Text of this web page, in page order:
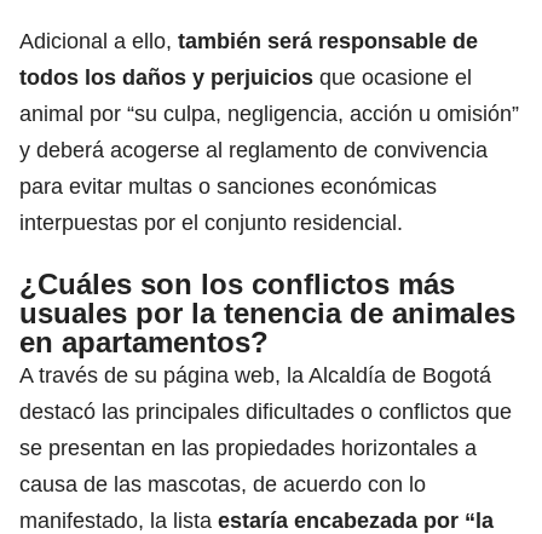
Adicional a ello, también será responsable de
todos los daños y perjuicios que ocasione el
animal por “su culpa, negligencia, acción u omisión”
y deberá acogerse al reglamento de convivencia
para evitar multas o sanciones económicas
interpuestas por el conjunto residencial.
¿Cuáles son los conflictos más
usuales por la tenencia de animales
en apartamentos?
A través de su página web, la Alcaldía de Bogotá
destacó las principales dificultades o conflictos que
se presentan en las propiedades horizontales a
causa de las mascotas, de acuerdo con lo
manifestado, la lista estaría encabezada por “la